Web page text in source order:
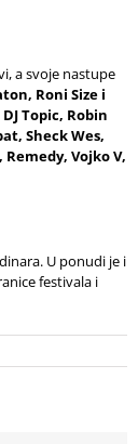
a svoje nastupe
Roni Size i
Topic, Robin
Sheck Wes,
Vojko V,
U ponudi je i
festivala i